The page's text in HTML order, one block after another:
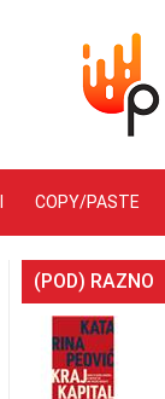
COPY/PASTE
(POD) RAZNO